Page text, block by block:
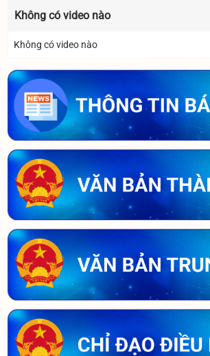
Không có video nào
Không có video nào